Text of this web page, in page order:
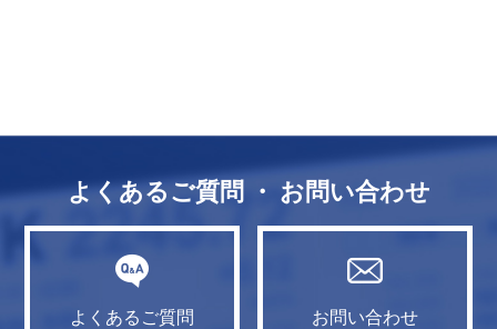
よくあるご質問 ・ お問い合わせ
よくあるご質問 お問い合わせ